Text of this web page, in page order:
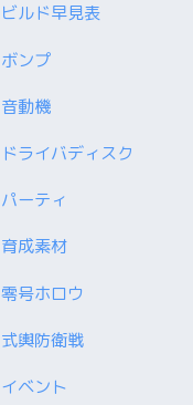
ビルド早見表
ボンプ
音動機
ドライバディスク
パーティ
育成素材
零号ホロウ
式輿防衛戦
イベント